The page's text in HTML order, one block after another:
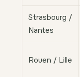
Strasbourg /
Nantes
Rouen / Lille